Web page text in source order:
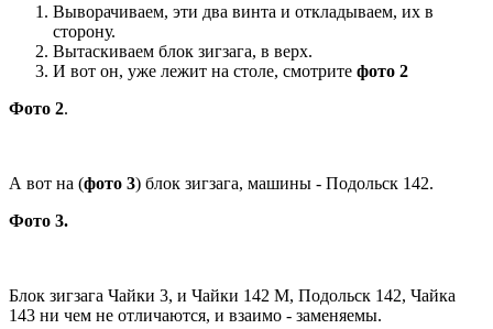
Выворачиваем, эти два винта и откладываем, их в
сторону.
Вытаскиваем блок зигзага, в верх.
И вот он, уже лежит на столе, смотрите фото 2
Фото 2.
А вот на (фото 3) блок зигзага, машины - Подольск 142.
Фото 3.
Блок зигзага Чайки 3, и Чайки 142 М, Подольск 142, Чайка
143 ни чем не отличаются, и взаимо - заменяемы.